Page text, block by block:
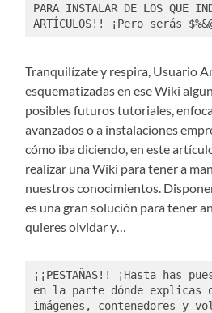
PARA INSTALAR DE LOS QUE
ARTÍCULOS!! ¡Pero serás
Tranquilízate y respira, Usuario
esquematizadas en ese Wiki
posibles futuros tutoriales,
avanzados o a instalaciones
cómo iba diciendo, en este
realizar una Wiki para tener a
nuestros conocimientos.
es una gran solución para tener
quieres olvidar y…
¡¡PESTAÑAS!! ¡Hasta has
en la parte dónde explicas
imágenes, contenedores y